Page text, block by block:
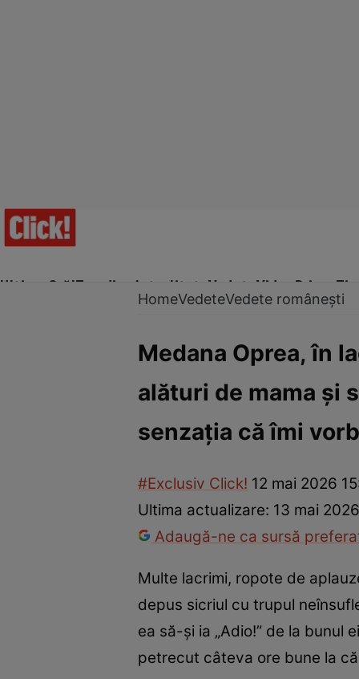
Ultima Oră!Trending Actualitate Vedete Video Prime
Vedete internaționaleVedete româneștiInterviurile
HomeVedeteVedete românești
Medana Oprea, în
alături de mama și
senzația că îmi
#Exclusiv Click! 12 mai 2026
Ultima actualizare: 13 mai
Adaugă-ne ca sursă
Multe lacrimi, ropote de
depus sicriul cu trupul
ea să-și ia „Adio!” de la
petrecut câteva ore bune la